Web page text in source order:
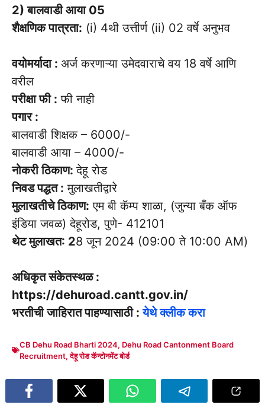
2) बालवाडी आया 05
शैक्षणिक पात्रता: (i) 4थी उत्तीर्ण (ii) 02 वर्षे अनुभव
वयोमर्यादा : अर्ज करणाऱ्या उमेदवाराचे वय 18 वर्षे आणि
वरील
परीक्षा फी : फी नाही
पगार :
बालवाडी शिक्षक – 6000/-
बालवाडी आया – 4000/-
नोकरी ठिकाण:देहू रोड
निवड पद्धत : मुलाखतीद्वारे
मुलाखतीचे ठिकाण: एम बी कॅम्प शाळा, (जुन्या बँक ऑफ
इंडिया जवळ) देहूरोड, पुणे- 412101
थेट मुलाखत: 28 जून 2024 (09:00 ते 10:00 AM)
अधिकृत संकेतस्थळ :
https://dehuroad.cantt.gov.in/
भरतीची जाहिरात पाहण्यासाठी :येथे क्लीक करा
CB Dehu Road Bharti 2024, Dehu Road Cantonment Board
Recruitment,देहू रोड कॅन्टोनमेंट बोर्ड